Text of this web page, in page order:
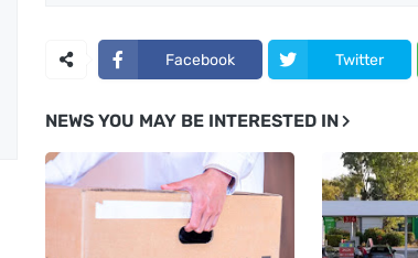
Facebook Twitter
NEWS YOU MAY BE INTERESTED IN